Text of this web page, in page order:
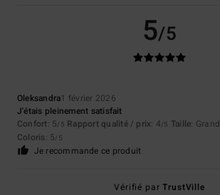
5/5
Oleksandra1 février 2026
J'étais pleinement satisfait
Confort: 5/5 Rapport qualité / prix: 4/5 Taille: Grand
Coloris: 5/5
Je recommande ce produit
Vérifié parTrustVille